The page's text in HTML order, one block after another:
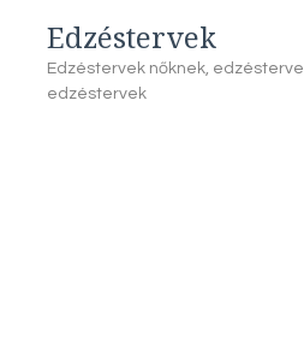
Edzéstervek
Edzéstervek nőknek,
edzéstervek